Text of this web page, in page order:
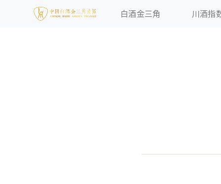
白酒金三角 川酒指